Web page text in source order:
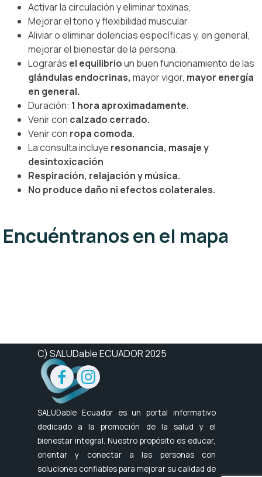
Activar la circulación y eliminar toxinas,
Mejorar el tono y flexibilidad muscular
Aliviar o eliminar dolencias específicas y, en general,
mejorar el bienestar de la persona.
Lograrás el equilibrioun buen funcionamiento de las
glándulas endocrinas, mayor vigor, mayor energía
en general.
Duración: 1 hora aproximadamente.
Venir con calzado cerrado.
Venir con ropa comoda.
La consulta incluye resonancia, masaje y
desintoxicación
Respiración, relajación y música.
No produce daño ni efectos colaterales.
Encuéntranos en el mapa
C) SALUDable ECUADOR 2025
SALUDable Ecuador es un portal informativo
dedicado a la promoción de la salud y el
bienestar integral. Nuestro propósito es educar,
orientar y conectar a las personas con
soluciones confiables para mejorar su calidad de